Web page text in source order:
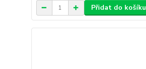
Přidat do košíku